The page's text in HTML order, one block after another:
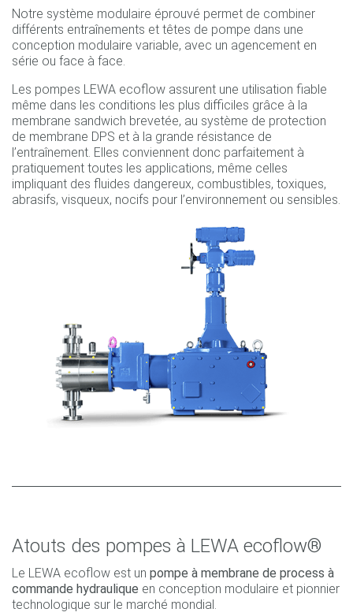
Notre système modulaire éprouvé permet de combiner
différents entraînements et têtes de pompe dans une
conception modulaire variable, avec un agencement en
série ou face à face.
Les pompes LEWA ecoflow assurent une utilisation fiable
même dans les conditions les plus difficiles grâce à la
membrane sandwich brevetée, au système de protection
de membrane DPS et à la grande résistance de
l’entraînement. Elles conviennent donc parfaitement à
pratiquement toutes les applications, même celles
impliquant des fluides dangereux, combustibles, toxiques,
abrasifs, visqueux, nocifs pour l’environnement ou sensibles.
Atouts des pompes à LEWA ecoflow®
Le LEWA ecoflow est un pompe à membrane de process à
commande hydraulique en conception modulaire et pionnier
technologique sur le marché mondial.